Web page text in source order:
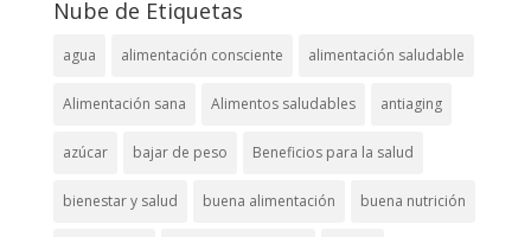
Nube de Etiquetas
agua alimentación consciente alimentación saludable
Alimentación sana Alimentos saludables antiaging
azúcar bajar de peso Beneficios para la salud
bienestar y salud buena alimentación buena nutrición